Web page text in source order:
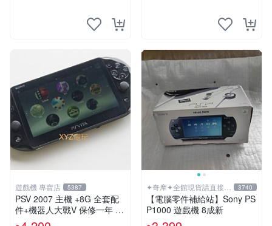
遊戲機 專賣店 5387
PSV 2007 主機 +8G 全套配
件+機器人大戰V 保修一年 品
質有保障
✦奇摩✦全館現貨請直接下
標
3740
【電腦零件補給站】Sony PS
P1000 遊戲機 8成新